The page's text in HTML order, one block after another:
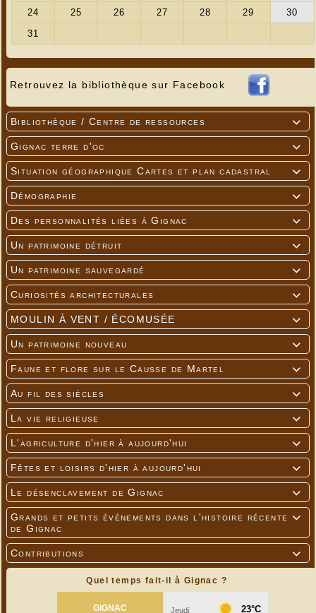
Retrouvez la bibliothèque sur Facebook

Bibliothèque / Centre de ressources

Gignac terre d'oc

Situation géographique Cartes et plan cadastral

Démographie

Des personnalités liées à Gignac

Un patrimoine détruit

Un patrimoine sauvegardé

Curiosités architecturales

MOULIN À VENT / ÉCOMUSÉE

Un patrimoine nouveau

Faune et flore sur le Causse de Martel

Au fil des siècles

La vie religieuse

L'agriculture d'hier à aujourd'hui

Fêtes et loisirs d'hier à aujourd'hui

Le désenclavement de Gignac

Grands et petits événements dans l'histoire récente
de Gignac

Contributions
Quel temps fait-il à Gignac ?